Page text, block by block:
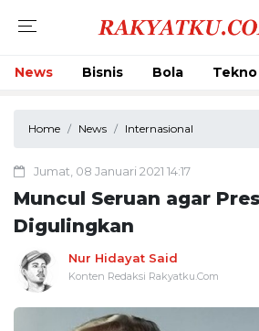
News Bisnis Bola Tekno
Home News Internasional
Jumat, 08 Januari 2021 14:17
Muncul Seruan agar
Digulingkan
Nur Hidayat Said
Konten Redaksi Rakyatku.Com